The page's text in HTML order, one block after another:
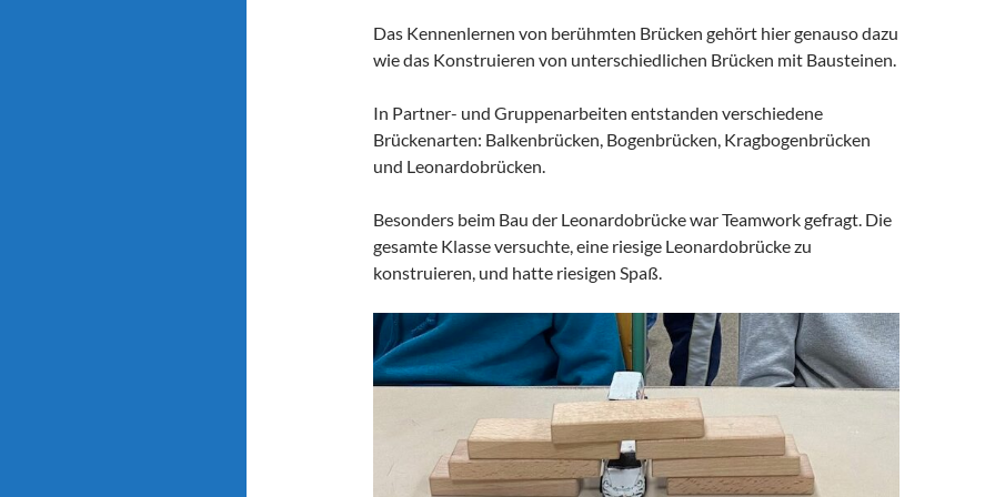
Das Kennenlernen von berühmten Brücken gehört hier genauso dazu
wie das Konstruieren von unterschiedlichen Brücken mit Bausteinen.
In Partner- und Gruppenarbeiten entstanden verschiedene
Brückenarten: Balkenbrücken, Bogenbrücken, Kragbogenbrücken
und Leonardobrücken.
Besonders beim Bau der Leonardobrücke war Teamwork gefragt. Die
gesamte Klasse versuchte, eine riesige Leonardobrücke zu
konstruieren, und hatte riesigen Spaß.
Herbst - Elfchen - 2b -